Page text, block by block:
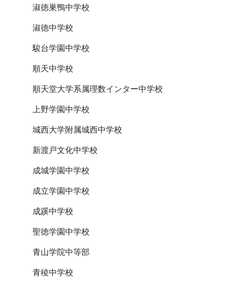
淑徳巣鴨中学校
淑徳中学校
駿台学園中学校
順天中学校
順天堂大学系属理数インター中学校
上野学園中学校
城西大学附属城西中学校
新渡戸文化中学校
成城学園中学校
成立学園中学校
成蹊中学校
聖徳学園中学校
青山学院中等部
青稜中学校